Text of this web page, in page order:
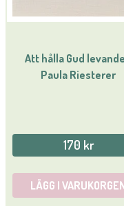
Att hålla Gud
Paula Riesterer
170 kr
LÄGG I